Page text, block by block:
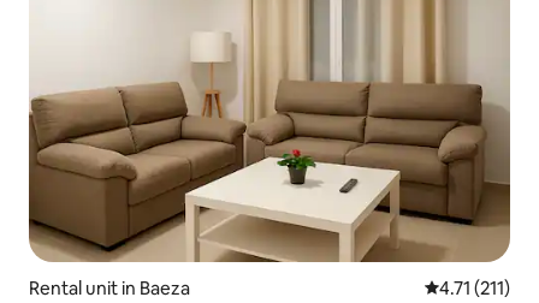
Rental unit in Baeza 4.71 out of 5
4.71 (211)